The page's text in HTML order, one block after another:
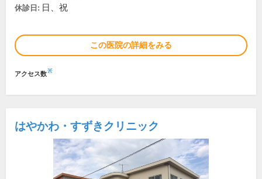
休診日: 日、祝
この医院の詳細をみる
アクセス数※
はやかわ・すずきクリニック